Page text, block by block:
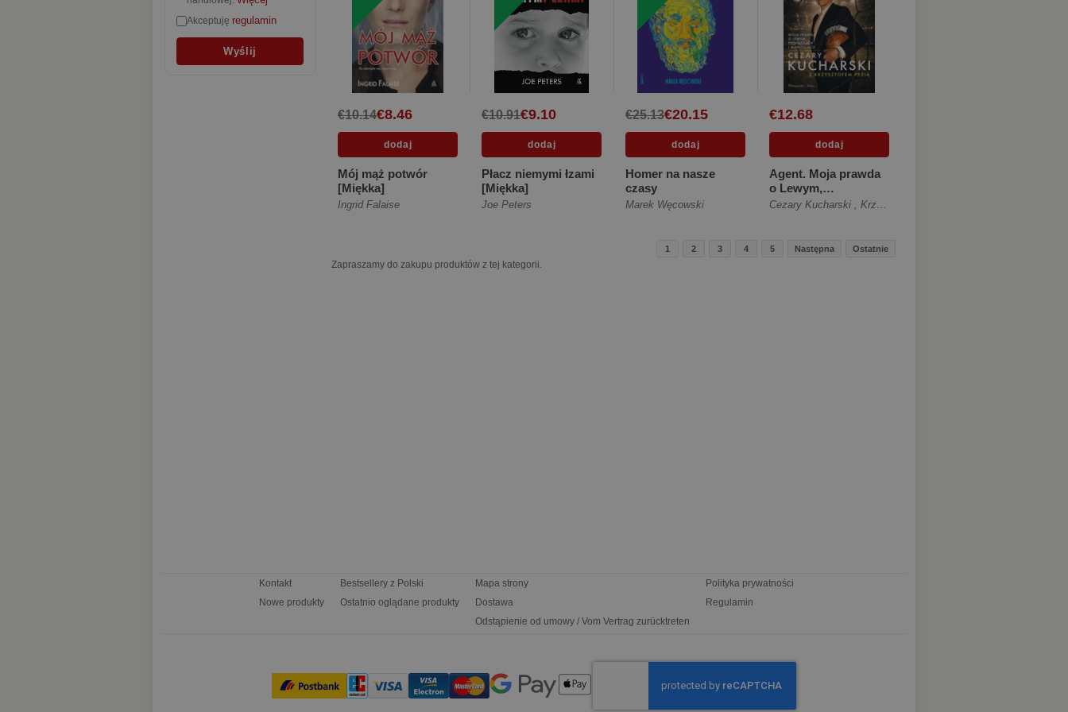
Akceptuję regulamin
€8.46
€10.14
Mój mąż potwór
[Miękka]
Ingrid Falaise
€9.10
€10.91
Płacz niemymi łzami
[Miękka]
Joe Peters
€20.15
€25.13
Homer na nasze
czasy
Marek Węcowski
€12.68
Agent. Moja prawda
o Lewym,
pieniądzach i
Cezary Kucharski , Krzysztof Pyzia
1 2 3 4 5 Następna Ostatnie
Zapraszamy do zakupu produktów z tej kategorii.
Kontakt
Nowe produkty
Bestsellery z Polski
Ostatnio oglądane produkty
Mapa strony
Dostawa
Odstąpienie od umowy / Vom Vertrag zurücktreten
Polityka prywatności
Regulamin